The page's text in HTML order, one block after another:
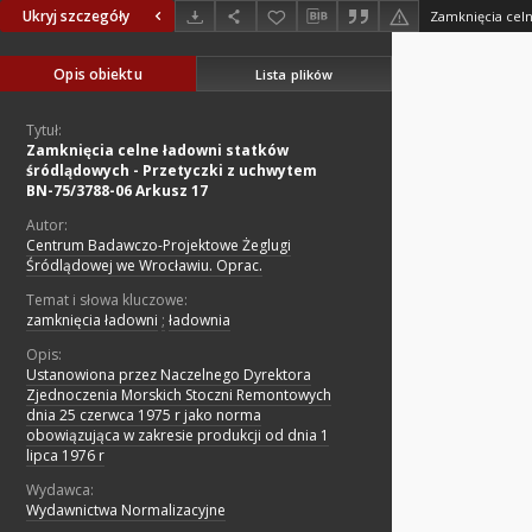
Ukryj szczegóły
Opis obiektu Lista plików
Tytuł:
Zamknięcia celne ładowni statków
śródlądowych - Przetyczki z uchwytem
BN-75/3788-06 Arkusz 17
Autor:
Centrum Badawczo-Projektowe Żeglugi
Śródlądowej we Wrocławiu. Oprac.
Temat i słowa kluczowe:
zamknięcia ładowni ; ładownia
Opis:
Ustanowiona przez Naczelnego Dyrektora
Zjednoczenia Morskich Stoczni Remontowych
dnia 25 czerwca 1975 r jako norma
obowiązująca w zakresie produkcji od dnia 1
lipca 1976 r
Wydawca:
Wydawnictwa Normalizacyjne